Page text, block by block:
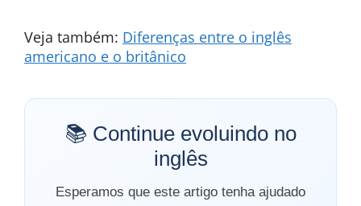
Veja também: Diferenças entre o inglês
americano e o britânico
📚 Continue evoluindo no
inglês
Esperamos que este artigo tenha ajudado